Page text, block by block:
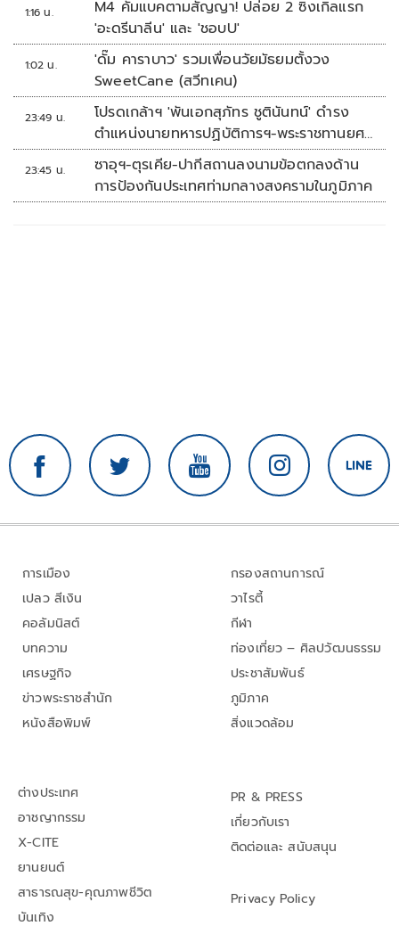
1:16 น.
M4 คัมแบคตามสัญญา! ปล่อย 2 ซิงเกิลแรก
'อะดรีนาลีน' และ 'ชอบU'
1:02 น.
'ดั๊ม คาราบาว' รวมเพื่อนวัยมัธยมตั้งวง
SweetCane (สวีทเคน)
23:49 น.
โปรดเกล้าฯ 'พันเอกสุภัทร ชูตินันทน์' ดำรง
ตำแหน่งนายทหารปฏิบัติการฯ-พระราชทานยศ
'พลตรี'
23:45 น.
ซาอุฯ-ตุรเคีย-ปากีสถานลงนามข้อตกลงด้าน
การป้องกันประเทศท่ามกลางสงครามในภูมิภาค
การเมือง
เปลว สีเงิน
คอลัมนิสต์
บทความ
เศรษฐกิจ
ข่าวพระราชสำนัก
หนังสือพิมพ์
กรองสถานการณ์
วาไรตี้
กีฬา
ท่องเที่ยว – ศิลปวัฒนธรรม
ประชาสัมพันธ์
ภูมิภาค
สิ่งแวดล้อม
ต่างประเทศ
อาชญากรรม
X-CITE
ยานยนต์
สาธารณสุข-คุณภาพชีวิต
บันเทิง
PR & PRESS
เกี่ยวกับเรา
ติดต่อและ สนับสนุน
Privacy Policy